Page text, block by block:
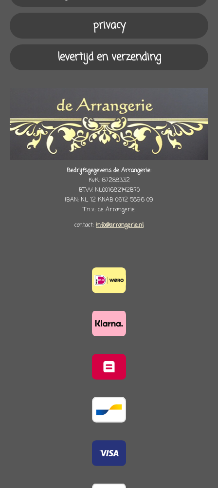
k
a
m
p
privacy
levertijd en verzending
Bedrijfsgegevens de Arrangerie:
KvK: 67288332
BTW: NL001682142B70
IBAN: NL 12 KNAB 0612 5896 09
T.n.v.: de Arrangerie
contact: info@arrangerie.nl